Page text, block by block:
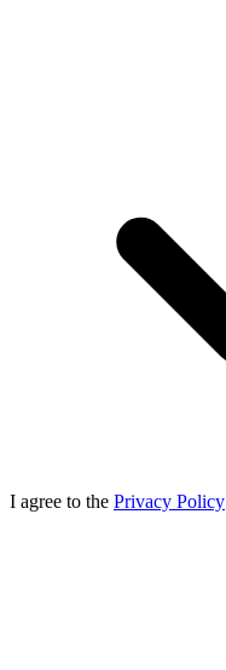
I agree to the Privacy Policy